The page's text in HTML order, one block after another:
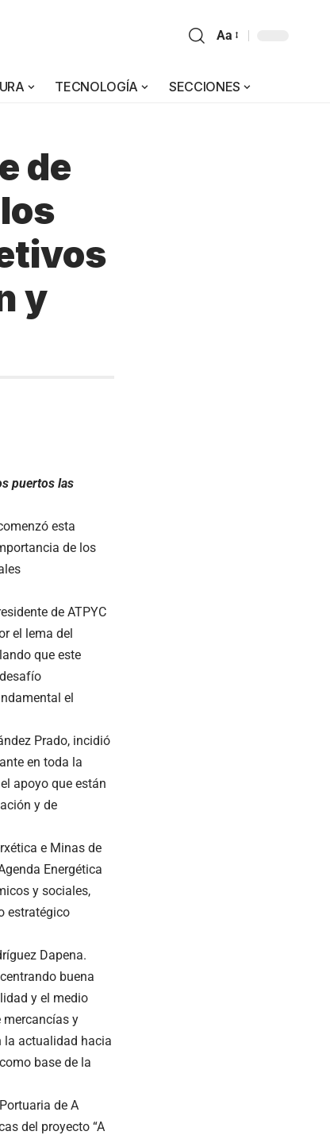
Aa
TECNOLOGÍA SECCIONES
de
y
puertos las
esta
de los
de ATPYC
el lema del
que este
el
Prado, incidió
en toda la
apoyo que están
y de
e Minas de
Energética
y sociales,
estratégico
Dapena.
buena
y el medio
mercancías y
la actualidad hacia
base de la
de A
del proyecto “A